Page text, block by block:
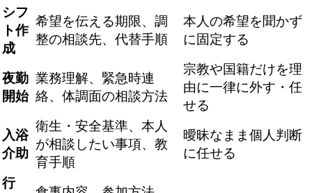
シフ
ト作
成
希望を伝える期限、調
整の相談先、代替手順
本人の希望を聞かず
に固定する
夜勤
開始
業務理解、緊急時連
絡、体調面の相談方法
宗教や国籍だけを理
由に一律に外す・任
せる
入浴
介助
衛生・安全基準、本人
が相談したい事項、教
育手順
曖昧なまま個人判断
に任せる
行